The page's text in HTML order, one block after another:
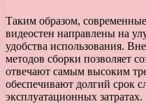
Таким образом,
видеостен направлены на
удобства использования.
методов сборки позволяет
отвечают самым высоким
обеспечивают долгий срок
эксплуатационных затратах.